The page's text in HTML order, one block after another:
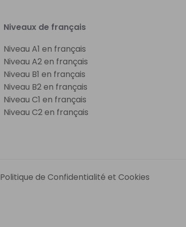
Niveaux de français
Niveau A1 en français
Niveau A2 en français
Niveau B1 en français
Niveau B2 en français
Niveau C1 en français
Niveau C2 en français
Politique de Confidentialité et Cookies